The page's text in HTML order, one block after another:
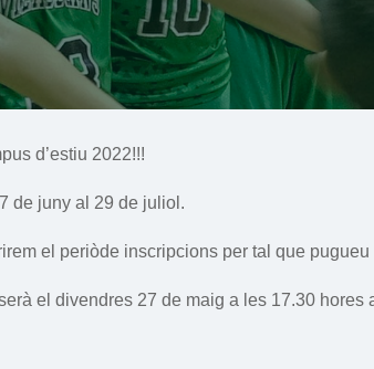
d’estiu 2022!!!
de juny al 29 de juliol.
el periòde inscripcions per tal que
el divendres 27 de maig a les 17.30